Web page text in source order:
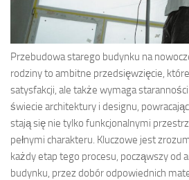
Przebudowa starego budynku na
rodziny to ambitne przedsięwzięcie,
satysfakcji, ale także wymaga
świecie architektury i designu,
stają się nie tylko funkcjonalnymi
pełnymi charakteru. Kluczowe jest
każdy etap tego procesu, począwszy od
budynku, przez dobór odpowiednich